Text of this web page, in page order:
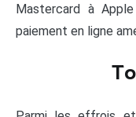
Mastercard à
paiement en ligne